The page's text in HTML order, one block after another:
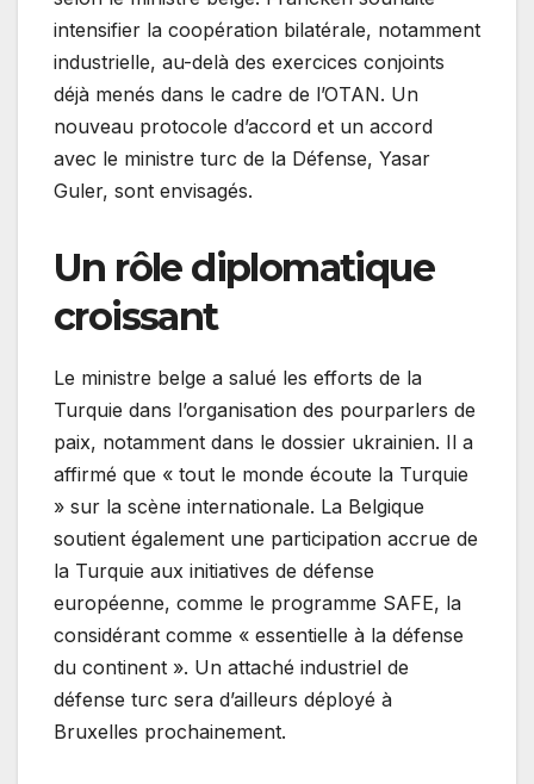
intensifier la coopération bilatérale, notamment
industrielle, au-delà des exercices conjoints
déjà menés dans le cadre de l’OTAN. Un
nouveau protocole d’accord et un accord
avec le ministre turc de la Défense, Yasar
Guler, sont envisagés.
Un rôle diplomatique
croissant
Le ministre belge a salué les efforts de la
Turquie dans l’organisation des pourparlers de
paix, notamment dans le dossier ukrainien. Il a
affirmé que « tout le monde écoute la Turquie
» sur la scène internationale. La Belgique
soutient également une participation accrue de
la Turquie aux initiatives de défense
européenne, comme le programme SAFE, la
considérant comme « essentielle à la défense
du continent ». Un attaché industriel de
défense turc sera d’ailleurs déployé à
Bruxelles prochainement.